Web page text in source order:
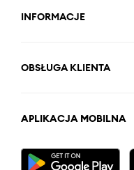
INFORMACJE
OBSŁUGA KLIENTA
APLIKACJA MOBILNA